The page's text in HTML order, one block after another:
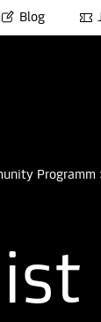
Blog
Programm